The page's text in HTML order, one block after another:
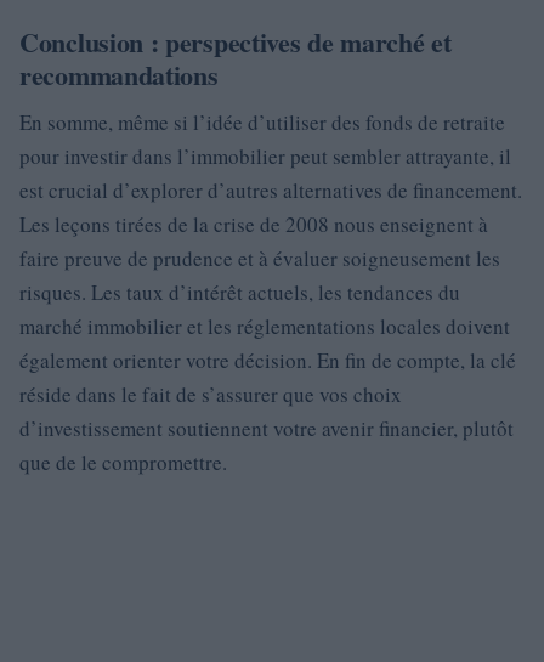
Conclusion : perspectives de marché et
recommandations
En somme, même si l’idée d’utiliser des fonds de retraite
pour investir dans l’immobilier peut sembler attrayante, il
est crucial d’explorer d’autres alternatives de financement.
Les leçons tirées de la crise de 2008 nous enseignent à
faire preuve de prudence et à évaluer soigneusement les
risques. Les taux d’intérêt actuels, les tendances du
marché immobilier et les réglementations locales doivent
également orienter votre décision. En fin de compte, la clé
réside dans le fait de s’assurer que vos choix
d’investissement soutiennent votre avenir financier, plutôt
que de le compromettre.